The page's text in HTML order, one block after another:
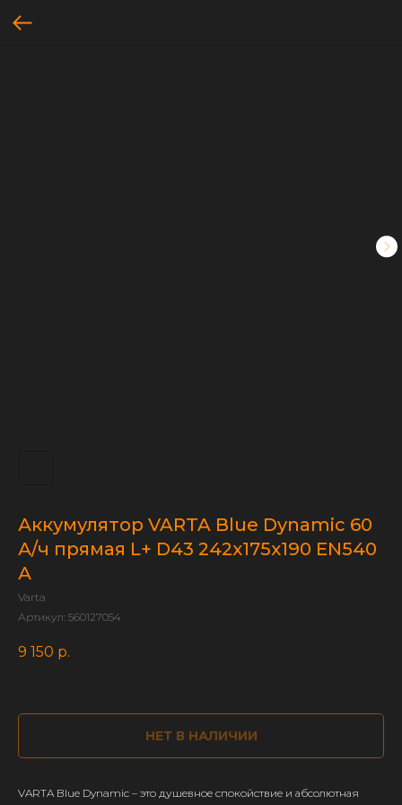
Аккумулятор VARTA Blue Dynamic 60
А/ч прямая L+ D43 242x175x190 EN540
А
Varta
Артикул: 560127054
9 150 р.
НЕТ В НАЛИЧИИ
VARTA Blue Dynamic – это душевное спокойствие и абсолютная